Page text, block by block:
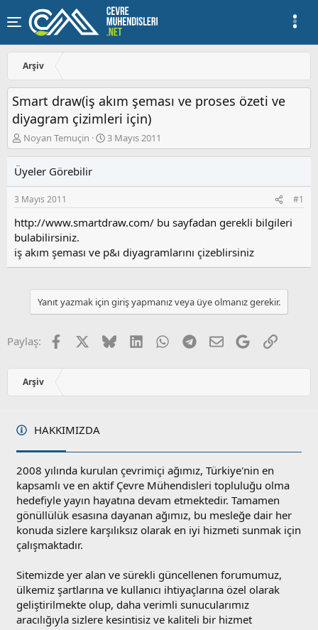
Arşiv
Smart draw(iş akım şeması ve proses özeti ve
diyagram çizimleri için)
K
o
u
y
u
a
ş
a
Noyan Temuçin
B
a
a
ı
t
a
i
h
i
3 Mayıs 2011
Üyeler Görebilir
3 Mayıs 2011 #1
http://www.smartdraw.com/ bu sayfadan gerekli bilgileri
bulabilirsiniz.
iş akım şeması ve p&ı diyagramlarını çizeblirsiniz
Yanıt yazmak için giriş yapmanız veya üye olmanız gerekir.
Paylaş: Facebook BlueskyLinkedInWhatsApp
Telegram
E-postaGoogleLink
Arşiv
HAKKIMIZDA
2008 yılında kurulan çevrimiçi ağımız, Türkiye'nin en
kapsamlı ve en aktif Çevre Mühendisleri topluluğu olma
hedefiyle yayın hayatına devam etmektedir. Tamamen
gönüllülük esasına dayanan ağımız, bu mesleğe dair her
konuda sizlere karşılıksız olarak en iyi hizmeti sunmak için
çalışmaktadır.
Sitemizde yer alan ve sürekli güncellenen forumumuz,
ülkemiz şartlarına ve kullanıcı ihtiyaçlarına özel olarak
geliştirilmekte olup, daha verimli sunucularımız
aracılığıyla sizlere kesintisiz ve kaliteli bir hizmet